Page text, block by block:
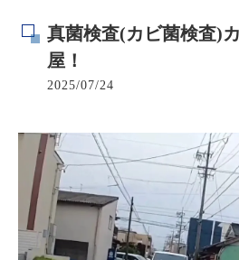
真菌検査(カビ菌検査)
屋！
2025/07/24